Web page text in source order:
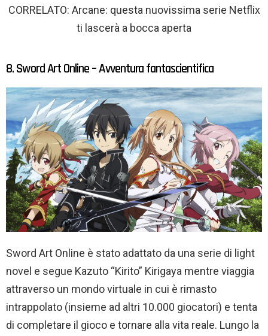
CORRELATO: Arcane: questa nuovissima serie Netflix
ti lascerà a bocca aperta
8. Sword Art Online – Avventura fantascientifica
Sword Art Online è stato adattato da una serie di light
novel e segue Kazuto “Kirito” Kirigaya mentre viaggia
attraverso un mondo virtuale in cui è rimasto
intrappolato (insieme ad altri 10.000 giocatori) e tenta
di completare il gioco e tornare alla vita reale. Lungo la